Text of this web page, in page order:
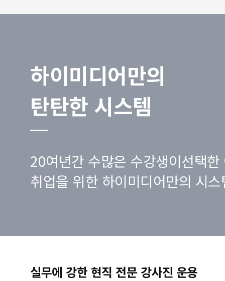
하이미디어만의
탄탄한 시스템
20여년간 수많은 수강생이선택한
취업을 위한 하이미디어만의 시
실무에 강한 현직 전문 강사진 운용